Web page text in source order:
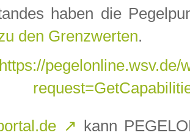
haben die
den Grenzwerten.
https://
↗ kann